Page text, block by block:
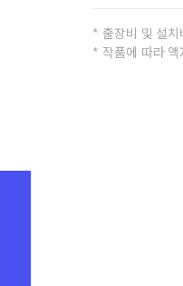
* 출장비 및 설
* 작품에 따라